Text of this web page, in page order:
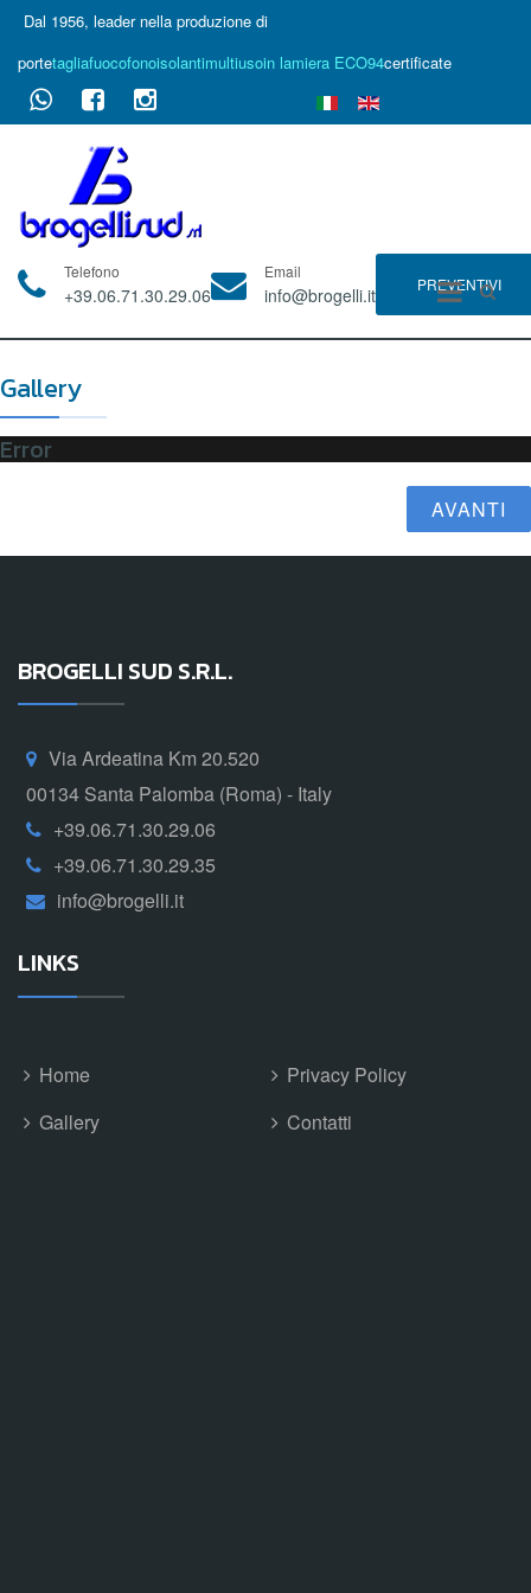
Dal 1956, leader nella produzione di
portetagliafuocofonoisolantimultiusoin lamiera ECO94certificate
Telefono
+39.06.71.30.29.06
Email
info@brogelli.it PREVENTIVI
Gallery
Error
AVANTI
BROGELLI SUD S.R.L.
Via Ardeatina Km 20.520
00134 Santa Palomba (Roma) - Italy
+39.06.71.30.29.06
+39.06.71.30.29.35
info@brogelli.it
LINKS
Home
Privacy Policy
Gallery
Contatti